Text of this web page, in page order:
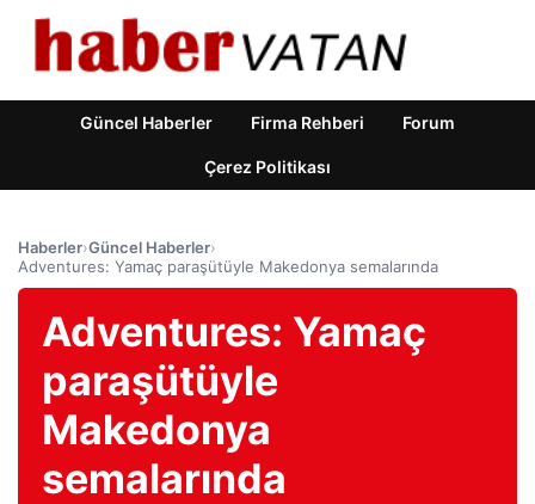
Güncel Haberler Firma Rehberi Forum
Çerez Politikası
Haberler›Güncel Haberler›
Adventures: Yamaç paraşütüyle Makedonya semalarında
Adventures: Yamaç
paraşütüyle
Makedonya
semalarında